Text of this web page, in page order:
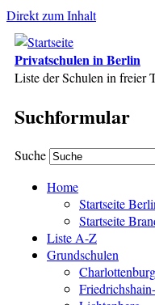
Direkt zum Inhalt
Privatschulen in Berlin
Liste der Schulen in freier
Suchformular
Suche
Home
Startseite
Startseite
Liste A-Z
Grundschulen